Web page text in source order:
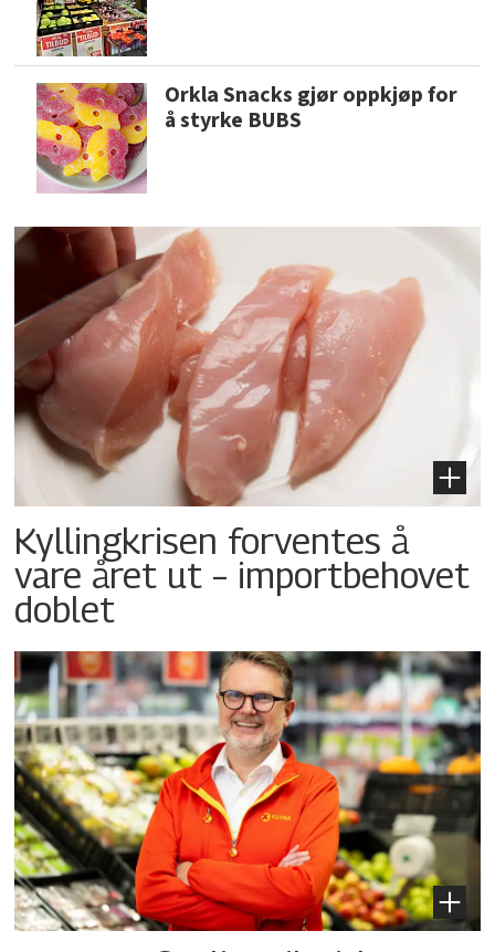
Orkla Snacks gjør oppkjøp for
å styrke BUBS
Kyllingkrisen forventes å
vare året ut – importbehovet
doblet